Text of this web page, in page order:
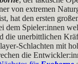
von extremen
hat den ersten
dem Spieler:innen
die unerbittlichen
Schlachten mit
die